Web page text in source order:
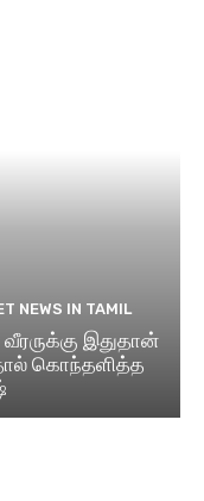
NEWS IN TAMIL
இதுதான்
கொந்தளித்த